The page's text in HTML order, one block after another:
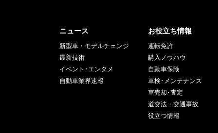
ニュース
新型車・モデルチェンジ
最新技術
イベント･エンタメ
自動車業界速報
お役立ち情報
運転免許
購入ノウハウ
自動車保険
車検･メンテナンス
車売却･査定
道交法・交通事故
役立つ情報